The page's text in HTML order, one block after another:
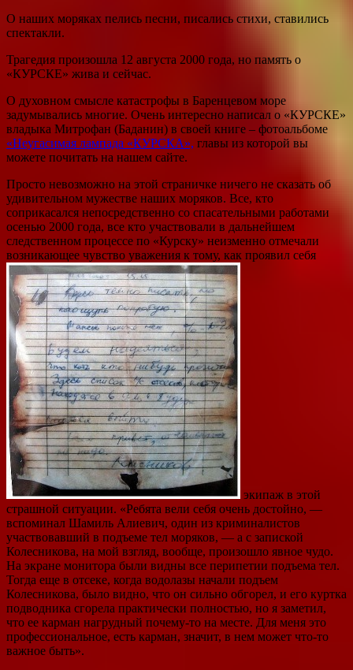
О наших моряках пелись песни, писались стихи, ставились
спектакли.
Трагедия произошла 12 августа 2000 года, но память о
«КУРСКЕ» жива и сейчас.
О духовном смысле катастрофы в Баренцевом море
задумывались многие. Очень интересно написал о «КУРСКЕ»
владыка Митрофан (Баданин) в своей книге – фотоальбоме
«Неугасимая лампада «КУРСКА», главы из которой вы
можете почитать на нашем сайте.
Просто невозможно на этой страничке ничего не сказать об
удивительном мужестве наших моряков. Все, кто
соприкасался непосредственно со спасательными работами
осенью 2000 года, все кто участвовали в дальнейшем
следственном процессе по «Курску» неизменно отмечали
возникающее чувство уважения к тому, как проявил себя
экипаж в этой
страшной ситуации. «Ребята вели себя очень достойно, —
вспоминал Шамиль Алиевич, один из криминалистов
участвовавший в подъеме тел моряков, — а с запиской
Колесникова, на мой взгляд, вообще, произошло явное чудо.
На экране монитора были видны все перипетии подъема тел.
Тогда еще в отсеке, когда водолазы начали подъем
Колесникова, было видно, что он сильно обгорел, и его куртка
подводника сгорела практически полностью, но я заметил,
что ее карман нагрудный почему-то на месте. Для меня это
профессиональное, есть карман, значит, в нем может что-то
важное быть».